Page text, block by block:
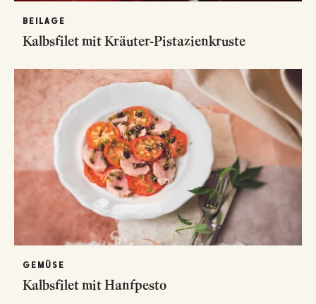
BEILAGE
Kalbsfilet mit Kräuter-Pistazienkruste
GEMÜSE
Kalbsfilet mit Hanfpesto